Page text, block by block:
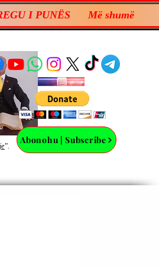
I PUNËS Më shumë
Abonohu | Subscribe
”.